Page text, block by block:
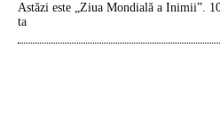
Astăzi este „Ziua Mondială a Inimii”.
ta